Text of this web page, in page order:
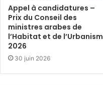
Appel à candidatures –
Prix du Conseil des
ministres arabes de
l’Habitat et de
2026
30 juin 2026